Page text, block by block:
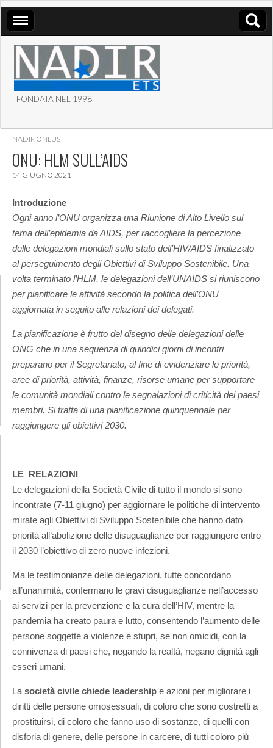
ASSOCIAZIONE NADIR
ETS
FONDATA NEL 1998
NADIR ONLUS
ONU: HLM SULL’AIDS
14 GIUGNO 2021
Introduzione
Ogni anno l’ONU organizza una Riunione di Alto Livello sul
tema dell’epidemia da AIDS, per raccogliere la percezione
delle delegazioni mondiali sullo stato dell’HIV/AIDS finalizzato
al perseguimento degli Obiettivi di Sviluppo Sostenibile. Una
volta terminato l’HLM, le delegazioni dell’UNAIDS si riuniscono
per pianificare le attività secondo la politica dell’ONU
aggiornata in seguito alle relazioni dei delegati.
La pianificazione è frutto del disegno delle delegazioni delle
ONG che in una sequenza di quindici giorni di incontri
preparano per il Segretariato, al fine di evidenziare le priorità,
aree di priorità, attività, finanze, risorse umane per supportare
le comunità mondiali contro le segnalazioni di criticità dei paesi
membri. Si tratta di una pianificazione quinquennale per
raggiungere gli obiettivi 2030.
LE RELAZIONI
Le delegazioni della Società Civile di tutto il mondo si sono
incontrate (7-11 giugno) per aggiornare le politiche di intervento
mirate agli Obiettivi di Sviluppo Sostenibile che hanno dato
priorità all’abolizione delle disuguaglianze per raggiungere entro
il 2030 l’obiettivo di zero nuove infezioni.
Ma le testimonianze delle delegazioni, tutte concordano
all’unanimità, confermano le gravi disuguaglianze nell’accesso
ai servizi per la prevenzione e la cura dell’HIV, mentre la
pandemia ha creato paura e lutto, consentendo l’aumento delle
persone soggette a violenze e stupri, se non omicidi, con la
connivenza di paesi che, negando la realtà, negano dignità agli
esseri umani.
La società civile chiede leadership e azioni per migliorare i
diritti delle persone omosessuali, di coloro che sono costretti a
prostituirsi, di coloro che fanno uso di sostanze, di quelli con
disforia di genere, delle persone in carcere, di tutti coloro più